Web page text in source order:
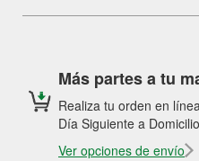
Más partes a tu
Realiza tu orden en
Día Siguiente a
Ver opciones de envío